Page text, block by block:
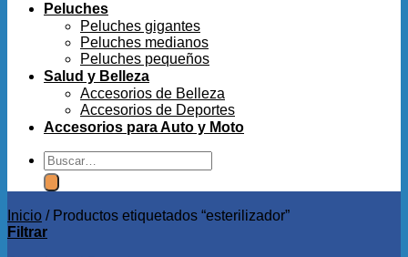
Peluches
Peluches gigantes
Peluches medianos
Peluches pequeños
Salud y Belleza
Accesorios de Belleza
Accesorios de Deportes
Accesorios para Auto y Moto
Buscar
por:
Inicio /Productos etiquetados “esterilizador”
Filtrar